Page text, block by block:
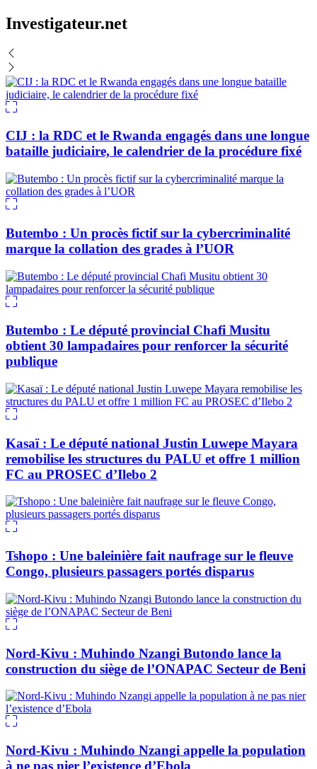
Investigateur.net
CIJ : la RDC et le Rwanda engagés dans une longue
bataille judiciaire, le calendrier de la procédure fixé
Butembo : Un procès fictif sur la cybercriminalité
marque la collation des grades à l’UOR
Butembo : Le député provincial Chafi Musitu
obtient 30 lampadaires pour renforcer la sécurité
publique
Kasaï : Le député national Justin Luwepe Mayara
remobilise les structures du PALU et offre 1 million
FC au PROSEC d’Ilebo 2
Tshopo : Une baleinière fait naufrage sur le fleuve
Congo, plusieurs passagers portés disparus
Nord-Kivu : Muhindo Nzangi Butondo lance la
construction du siège de l’ONAPAC Secteur de Beni
Nord-Kivu : Muhindo Nzangi appelle la population
à ne pas nier l’existence d’Ebola